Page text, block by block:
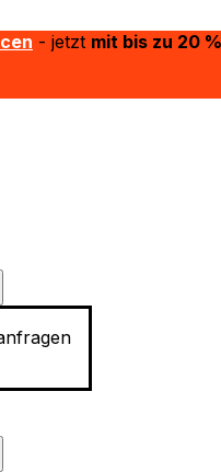
- jetzt mit bis zu 20 %